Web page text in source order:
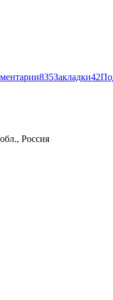
835Закладки42
Россия